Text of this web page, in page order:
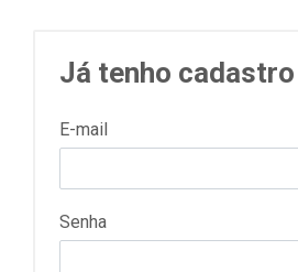
Já tenho cadastro
E-mail
Senha